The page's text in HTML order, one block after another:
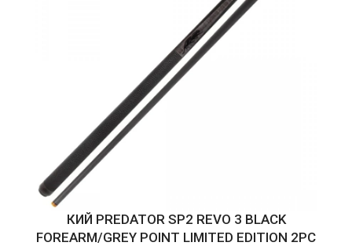
КИЙ PREDATOR SP2 REVO 3 BLACK
FOREARM/GREY POINT LIMITED EDITION 2PC